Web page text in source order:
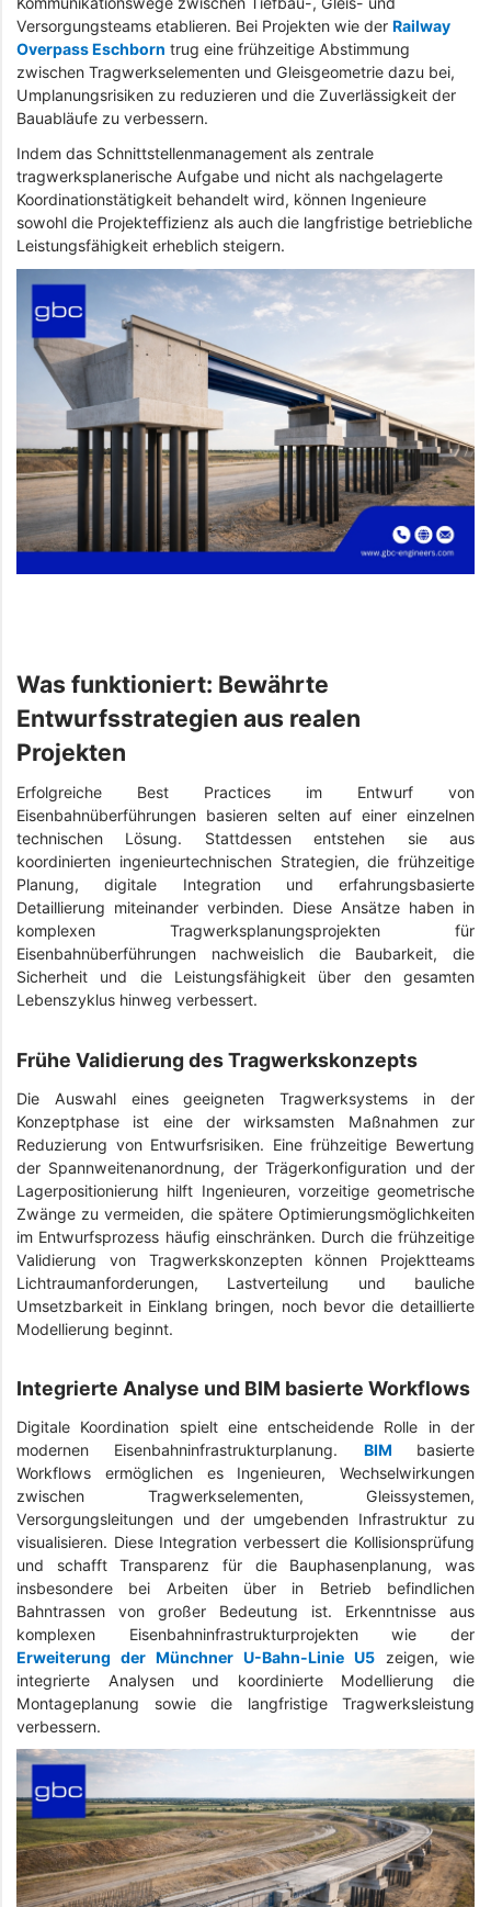
Versorgungsteams etablieren. Bei Projekten wie der Railway
Overpass Eschborn trug eine frühzeitige Abstimmung
zwischen Tragwerkselementen und Gleisgeometrie dazu bei,
Umplanungsrisiken zu reduzieren und die Zuverlässigkeit der
Bauabläufe zu verbessern.
Indem das Schnittstellenmanagement als zentrale
tragwerksplanerische Aufgabe und nicht als nachgelagerte
Koordinationstätigkeit behandelt wird, können Ingenieure
sowohl die Projekteffizienz als auch die langfristige betriebliche
Leistungsfähigkeit erheblich steigern.
Was funktioniert: Bewährte
Entwurfsstrategien aus realen
Projekten
Erfolgreiche Best Practices im Entwurf von
Eisenbahnüberführungen basieren selten auf einer einzelnen
technischen Lösung. Stattdessen entstehen sie aus
koordinierten ingenieurtechnischen Strategien, die frühzeitige
Planung, digitale Integration und erfahrungsbasierte
Detaillierung miteinander verbinden. Diese Ansätze haben in
komplexen Tragwerksplanungsprojekten für
Eisenbahnüberführungen nachweislich die Baubarkeit, die
Sicherheit und die Leistungsfähigkeit über den gesamten
Lebenszyklus hinweg verbessert.
Frühe Validierung des Tragwerkskonzepts
Die Auswahl eines geeigneten Tragwerksystems in der
Konzeptphase ist eine der wirksamsten Maßnahmen zur
Reduzierung von Entwurfsrisiken. Eine frühzeitige Bewertung
der Spannweitenanordnung, der Trägerkonfiguration und der
Lagerpositionierung hilft Ingenieuren, vorzeitige geometrische
Zwänge zu vermeiden, die spätere Optimierungsmöglichkeiten
im Entwurfsprozess häufig einschränken. Durch die frühzeitige
Validierung von Tragwerkskonzepten können Projektteams
Lichtraumanforderungen, Lastverteilung und bauliche
Umsetzbarkeit in Einklang bringen, noch bevor die detaillierte
Modellierung beginnt.
Integrierte Analyse und BIM basierte Workflows
Digitale Koordination spielt eine entscheidende Rolle in der
modernen Eisenbahninfrastrukturplanung. BIM basierte
Workflows ermöglichen es Ingenieuren, Wechselwirkungen
zwischen Tragwerkselementen, Gleissystemen,
Versorgungsleitungen und der umgebenden Infrastruktur zu
visualisieren. Diese Integration verbessert die Kollisionsprüfung
und schafft Transparenz für die Bauphasenplanung, was
insbesondere bei Arbeiten über in Betrieb befindlichen
Bahntrassen von großer Bedeutung ist. Erkenntnisse aus
komplexen Eisenbahninfrastrukturprojekten wie der
Erweiterung der Münchner U-Bahn-Linie U5 zeigen, wie
integrierte Analysen und koordinierte Modellierung die
Montageplanung sowie die langfristige Tragwerksleistung
verbessern.